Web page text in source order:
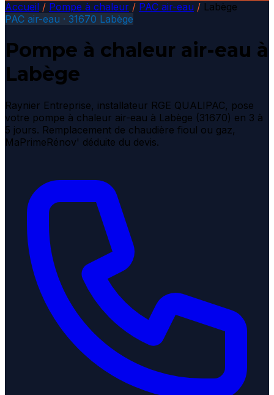
Accueil / Pompe à chaleur / PAC air-eau / Labège
PAC air-eau · 31670 Labège
Pompe à chaleur air-eau à
Labège
Raynier Entreprise, installateur RGE QUALIPAC, pose
votre pompe à chaleur air-eau à Labège (31670) en 3 à
5 jours. Remplacement de chaudière fioul ou gaz,
MaPrimeRénov' déduite du devis.